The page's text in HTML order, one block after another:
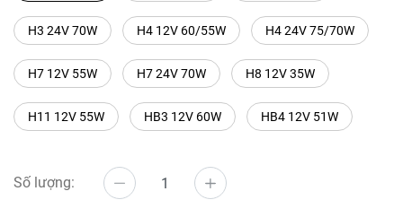
H3 24V 70W H4 12V 60/55W H4 24V 75/70W
H7 12V 55W H7 24V 70W H8 12V 35W
H11 12V 55W HB3 12V 60W HB4 12V 51W
Số lượng: